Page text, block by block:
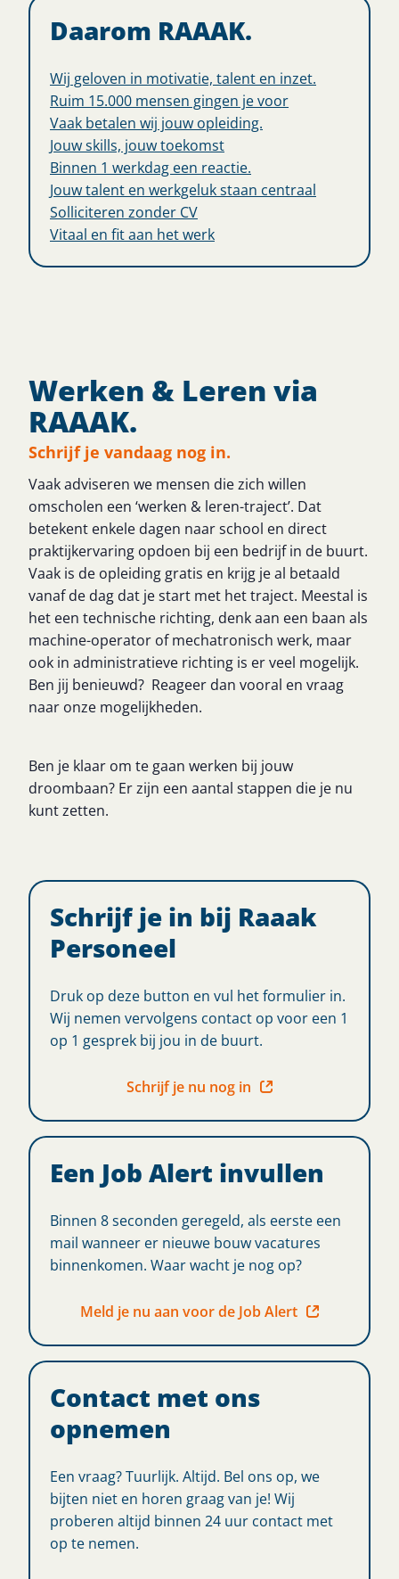
Daarom RAAAK.
Wij geloven in motivatie, talent en inzet.
Ruim 15.000 mensen gingen je voor
Vaak betalen wij jouw opleiding.
Jouw skills, jouw toekomst
Binnen 1 werkdag een reactie.
Jouw talent en werkgeluk staan centraal
Solliciteren zonder CV
Vitaal en fit aan het werk
Werken & Leren via
RAAAK.
Schrijf je vandaag nog in.
Vaak adviseren we mensen die zich willen
omscholen een ‘werken & leren-traject’. Dat
betekent enkele dagen naar school en direct
praktijkervaring opdoen bij een bedrijf in de buurt.
Vaak is de opleiding gratis en krijg je al betaald
vanaf de dag dat je start met het traject. Meestal is
het een technische richting, denk aan een baan als
machine-operator of mechatronisch werk, maar
ook in administratieve richting is er veel mogelijk.
Ben jij benieuwd? Reageer dan vooral en vraag
naar onze mogelijkheden.
Ben je klaar om te gaan werken bij jouw
droombaan? Er zijn een aantal stappen die je nu
kunt zetten.
Schrijf je in bij Raaak
Personeel
Druk op deze button en vul het formulier in.
Wij nemen vervolgens contact op voor een 1
op 1 gesprek bij jou in de buurt.
Schrijf je nu nog in
Een Job Alert invullen
Binnen 8 seconden geregeld, als eerste een
mail wanneer er nieuwe bouw vacatures
binnenkomen. Waar wacht je nog op?
Meld je nu aan voor de Job Alert
Contact met ons
opnemen
Een vraag? Tuurlijk. Altijd. Bel ons op, we
bijten niet en horen graag van je! Wij
proberen altijd binnen 24 uur contact met
op te nemen.